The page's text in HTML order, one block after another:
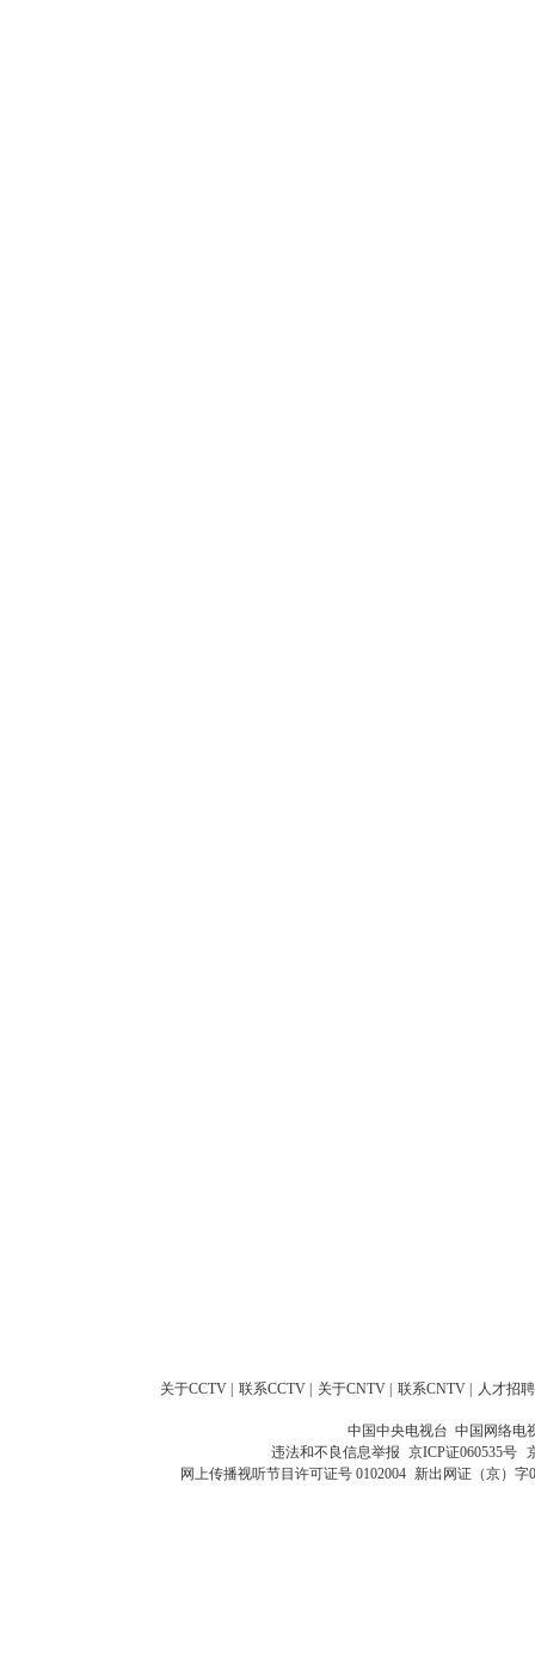
关于CCTV 联系CCTV 关于CNTV 联系CNTV 人才招聘
中国中央电视台 中国网络电
违法和不良信息举报 京ICP证060535号
网上传播视听节目许可证号 0102004 新出网证（京）